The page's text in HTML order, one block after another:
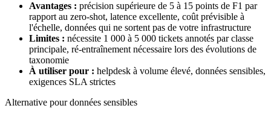
Avantages : précision supérieure de 5 à 15 points de F1 par
rapport au zero-shot, latence excellente, coût prévisible à
l'échelle, données qui ne sortent pas de votre infrastructure
Limites : nécessite 1 000 à 5 000 tickets annotés par classe
principale, ré-entraînement nécessaire lors des évolutions de
taxonomie
À utiliser pour : helpdesk à volume élevé, données sensibles,
exigences SLA strictes
Alternative pour données sensibles